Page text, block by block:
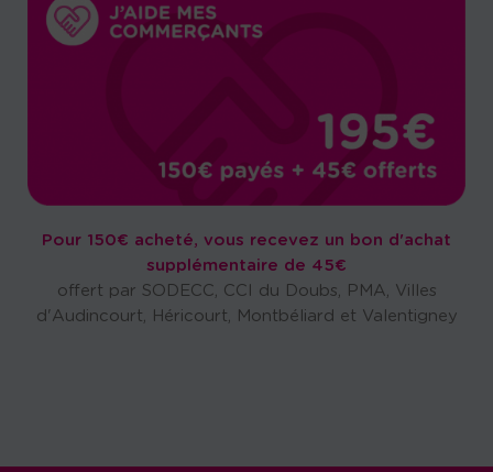
Pour 150€ acheté, vous recevez un bon d'achat
supplémentaire de 45€
offert par SODECC, CCI du Doubs, PMA, Villes
d'Audincourt, Héricourt, Montbéliard et Valentigney